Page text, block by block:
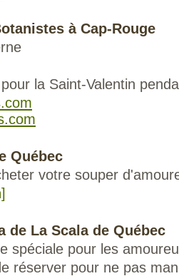
à Cap-Rouge
la Saint-Valentin
Québec
votre souper
de La Scala de Québec
spéciale pour les
réserver pour ne pas